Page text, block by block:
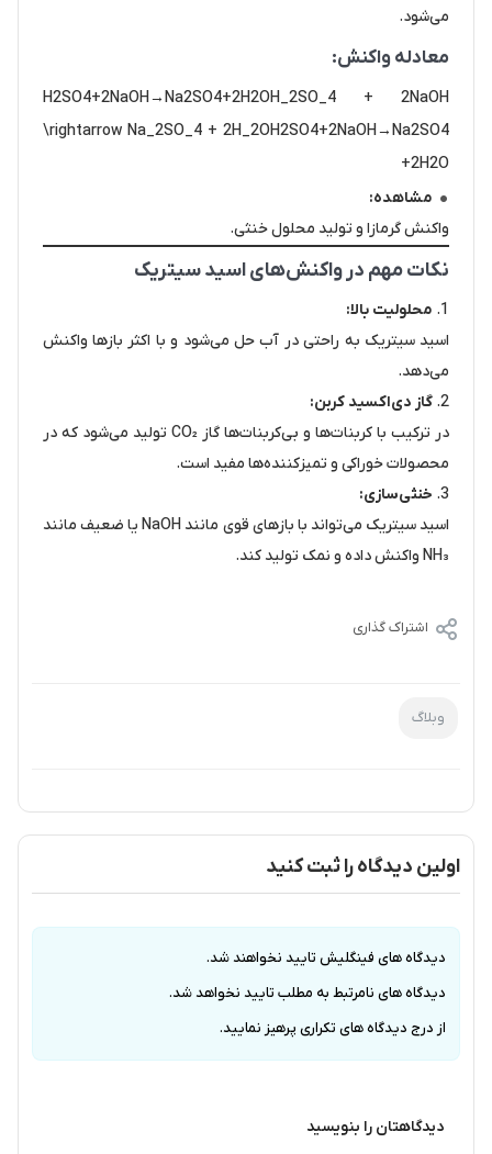
می‌شود.
معادله واکنش:
H2SO4+2NaOH→Na2SO4+2H2OH_2SO_4 + 2NaOH
\rightarrow Na_2SO_4 + 2H_2OH2​SO4​+2NaOH→Na2​SO4​
+2H2​O
مشاهده:
واکنش گرمازا و تولید محلول خنثی.
نکات مهم در واکنش‌های اسید سیتریک
محلولیت بالا:
اسید سیتریک به راحتی در آب حل می‌شود و با اکثر بازها واکنش
می‌دهد.
گاز دی‌اکسید کربن:
در ترکیب با کربنات‌ها و بی‌کربنات‌ها گاز CO₂ تولید می‌شود که در
محصولات خوراکی و تمیزکننده‌ها مفید است.
خنثی‌سازی:
اسید سیتریک می‌تواند با بازهای قوی مانند NaOH یا ضعیف مانند
NH₃ واکنش داده و نمک تولید کند.
اشتراک گذاری
وبلاگ
اولین دیدگاه را ثبت کنید
دیدگاه های فینگلیش تایید نخواهند شد.
دیدگاه های نامرتبط به مطلب تایید نخواهد شد.
از درج دیدگاه های تکراری پرهیز نمایید.
دیدگاهتان را بنویسید